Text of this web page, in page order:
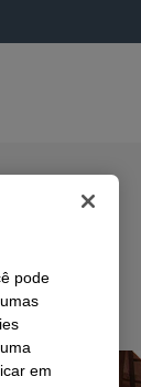
pode
em